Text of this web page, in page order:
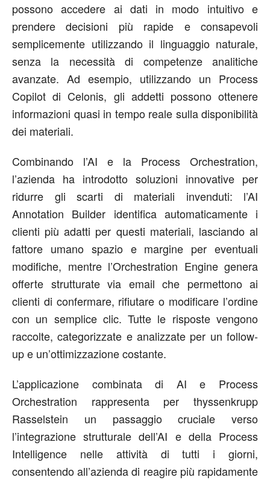
possono accedere ai dati in modo intuitivo e
prendere decisioni più rapide e consapevoli
semplicemente utilizzando il linguaggio naturale,
senza la necessità di competenze analitiche
avanzate. Ad esempio, utilizzando un Process
Copilot di Celonis, gli addetti possono ottenere
informazioni quasi in tempo reale sulla disponibilità
dei materiali.
Combinando l’AI e la Process Orchestration,
l’azienda ha introdotto soluzioni innovative per
ridurre gli scarti di materiali invenduti: l’AI
Annotation Builder identifica automaticamente i
clienti più adatti per questi materiali, lasciando al
fattore umano spazio e margine per eventuali
modifiche, mentre l’Orchestration Engine genera
offerte strutturate via email che permettono ai
clienti di confermare, rifiutare o modificare l’ordine
con un semplice clic. Tutte le risposte vengono
raccolte, categorizzate e analizzate per un follow-
up e un’ottimizzazione costante.
L’applicazione combinata di AI e Process
Orchestration rappresenta per thyssenkrupp
Rasselstein un passaggio cruciale verso
l’integrazione strutturale dell’AI e della Process
Intelligence nelle attività di tutti i giorni,
consentendo all’azienda di reagire più rapidamente